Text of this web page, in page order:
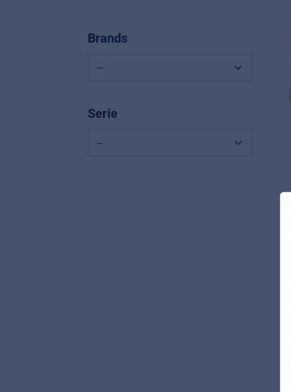
Brands
Serie